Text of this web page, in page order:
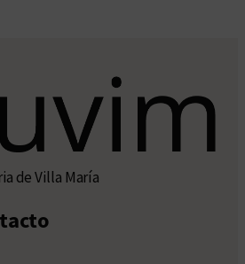
de Villa María